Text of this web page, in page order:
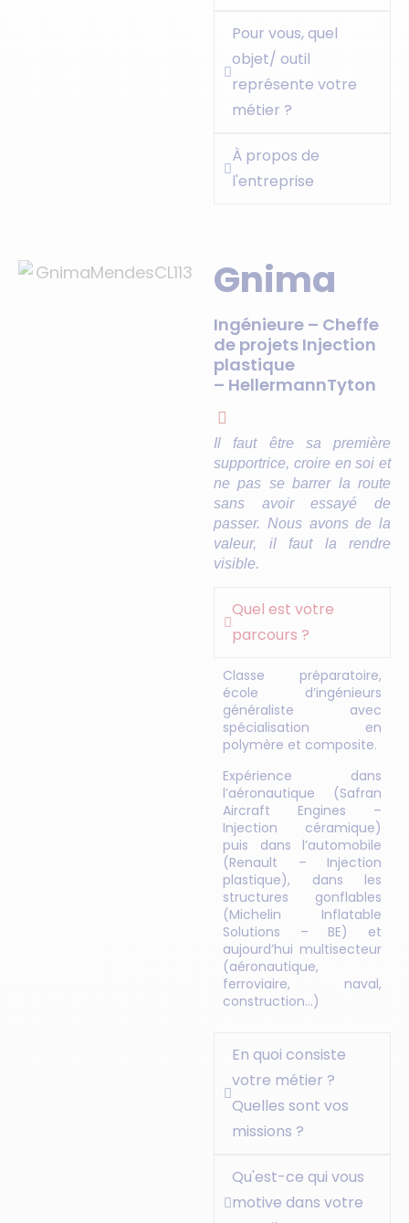
Pour vous, quel
objet/ outil
représente votre
métier ?
À propos de
l'entreprise
Gnima
Ingénieure – Cheffe
de projets Injection
plastique
– HellermannTyton
Il faut être sa première
supportrice, croire en soi et
ne pas se barrer la route
sans avoir essayé de
passer. Nous avons de la
valeur, il faut la rendre
visible.
Quel est votre
parcours ?
Classe préparatoire,
école d’ingénieurs
généraliste avec
spécialisation en
polymère et composite.
Expérience dans
l’aéronautique (Safran
Aircraft Engines –
Injection céramique)
puis dans l’automobile
(Renault – Injection
plastique), dans les
structures gonflables
(Michelin Inflatable
Solutions – BE) et
aujourd’hui multisecteur
(aéronautique,
ferroviaire, naval,
construction…)
En quoi consiste
votre métier ?
Quelles sont vos
missions ?
Qu'est-ce qui vous
motive dans votre